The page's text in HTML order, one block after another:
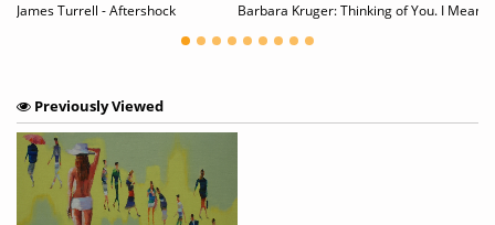
James Turrell - Aftershock
Previously Viewed